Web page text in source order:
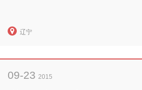
辽宁
09-23 2015